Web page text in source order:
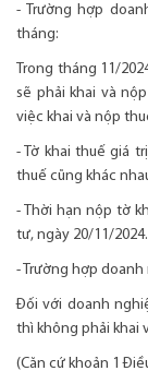
- Trường hợp
tháng:
Trong tháng 11/
sẽ phải khai và
việc khai và nộp
- Tờ khai thuế giá
thuế cũng khác
- Thời hạn nộp tờ
tư, ngày 20/11/2024.
- Trường hợp
Đối với doanh
thì không phải khai
(Căn cứ khoản 1